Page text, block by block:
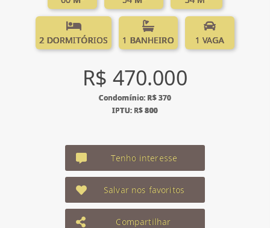
2 DORMITÓRIOS 1 BANHEIRO 1 VAGA
R$ 470.000
Condomínio: R$ 370
IPTU: R$ 800
Tenho interesse
Salvar nos favoritos
Compartilhar